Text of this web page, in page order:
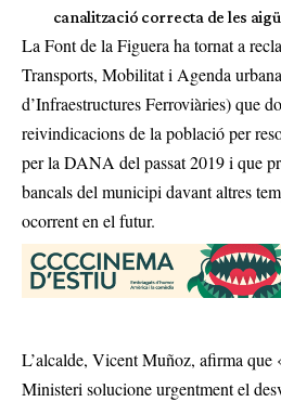
canalització correcta de les
La Font de la Figuera ha tornat a
Transports, Mobilitat i Agenda
d’Infraestructures Ferroviàries) que
reivindicacions de la població per
per la DANA del passat 2019 i que
bancals del municipi davant altres
ocorrent en el futur.
L’alcalde, Vicent Muñoz, afirma que
Ministeri solucione urgentment el